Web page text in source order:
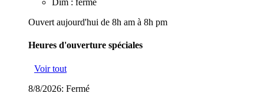
Dim : fermé
Ouvert aujourd'hui de 8h am à 8h pm
Heures d'ouverture spéciales
Voir tout
8/8/2026: Fermé